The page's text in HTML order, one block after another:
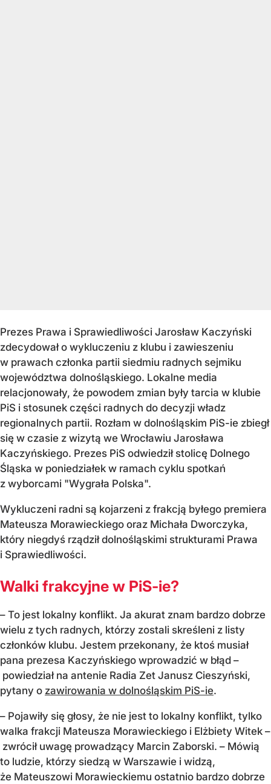
Prezes Prawa i Sprawiedliwości Jarosław Kaczyński
zdecydował o wykluczeniu z klubu i zawieszeniu
w prawach członka partii siedmiu radnych sejmiku
województwa dolnośląskiego. Lokalne media
relacjonowały, że powodem zmian były tarcia w klubie
PiS i stosunek części radnych do decyzji władz
regionalnych partii. Rozłam w dolnośląskim PiS-ie zbiegł
się w czasie z wizytą we Wrocławiu Jarosława
Kaczyńskiego. Prezes PiS odwiedził stolicę Dolnego
Śląska w poniedziałek w ramach cyklu spotkań
z wyborcami "Wygrała Polska".
Wykluczeni radni są kojarzeni z frakcją byłego premiera
Mateusza Morawieckiego oraz Michała Dworczyka,
który niegdyś rządził dolnośląskimi strukturami Prawa
i Sprawiedliwości.
Walki frakcyjne w PiS-ie?
– To jest lokalny konflikt. Ja akurat znam bardzo dobrze
wielu z tych radnych, którzy zostali skreśleni z listy
członków klubu. Jestem przekonany, że ktoś musiał
pana prezesa Kaczyńskiego wprowadzić w błąd –
powiedział na antenie Radia Zet Janusz Cieszyński,
pytany o zawirowania w dolnośląskim PiS-ie.
– Pojawiły się głosy, że nie jest to lokalny konflikt, tylko
walka frakcji Mateusza Morawieckiego i Elżbiety Witek –
zwrócił uwagę prowadzący Marcin Zaborski. – Mówią
to ludzie, którzy siedzą w Warszawie i widzą,
że Mateuszowi Morawieckiemu ostatnio bardzo dobrze